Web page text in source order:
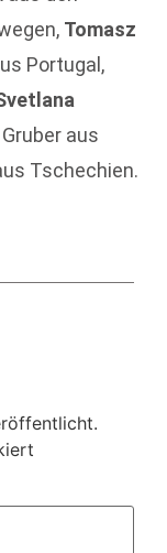
Tomasz
Portugal,
aus
Tschechien.